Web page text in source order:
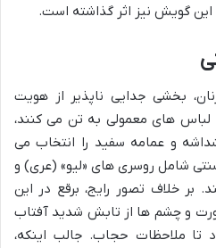
این گویش نیز اثر گذاشته است.
بخشی جدایی ناپذیر از هویت
لباس های معمولی به تن می کنند،
و عمامه سفید را انتخاب می
شامل روسری های «لیو» (عری) و
بر خلاف تصور رایج، برقع در این
و چشم ها از تابش شدید آفتاب
تا ملاحظات حجاب. جالب اینکه،